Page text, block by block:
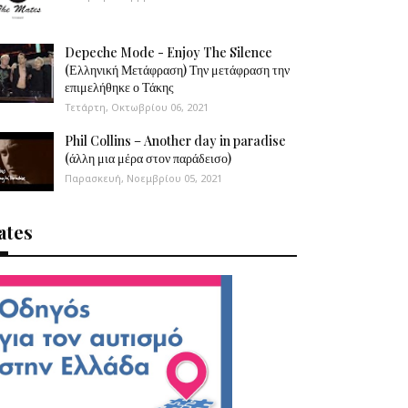
Depeche Mode - Enjoy The Silence
(Ελληνική Μετάφραση) Την μετάφραση την
επιμελήθηκε ο Τάκης
Τετάρτη, Οκτωβρίου 06, 2021
Phil Collins – Another day in paradise
(άλλη μια μέρα στον παράδεισο)
Παρασκευή, Νοεμβρίου 05, 2021